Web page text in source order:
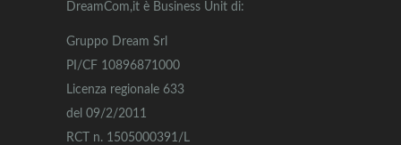
DreamCom,it è Business Unit di:
Gruppo Dream Srl
PI/CF 10896871000
Licenza regionale 633
del 09/2/2011
RCT n. 1505000391/L